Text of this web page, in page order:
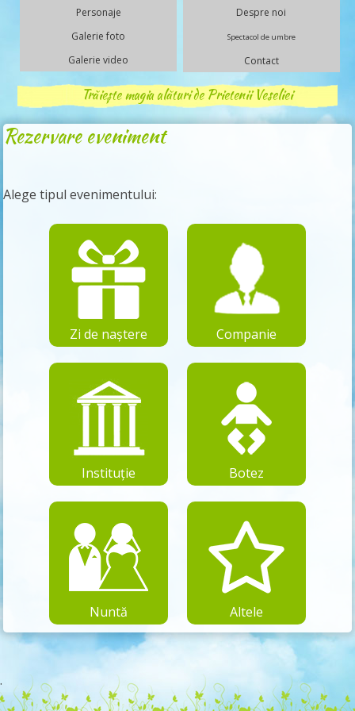
Personaje
Galerie foto
Galerie video
Despre noi
Spectacol de umbre
Contact
Trăiește magia alături de Prietenii Veseliei
Rezervare eveniment
Alege tipul evenimentului:
Zi de naștere Companie
Instituție Botez
Nuntă Altele